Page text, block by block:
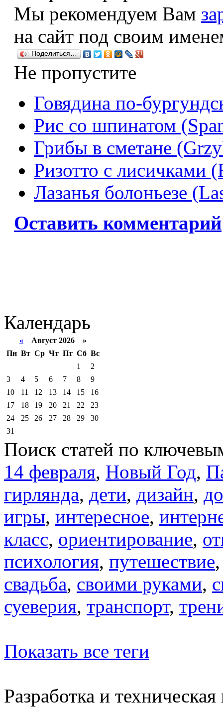
Мы рекомендуем Вам
на сайт под своим
Поделиться…
Не пропустите
Говядина по-
Рис со шпинатом
Грибы в сметане
Ризотто с лисичками
Лазанья болоньезе
Оставить комментарий
Календарь
« Август 2026 »
Пн Вт Ср Чт Пт Сб Вс
1
2
3
4 5 6 7 8
9
10
11 12 13 14 15
16
17
18 19 20 21 22
23
24
25 26 27 28 29
30
31
Поиск статей по
14 февраля, Новый Год,
гирлянда, дети, дизайн,
игры, интересное,
класс, ориентирование,
психология, путешествие
свадьба, своими руками,
суеверия, транспорт,
Показать все теги
Разработка и